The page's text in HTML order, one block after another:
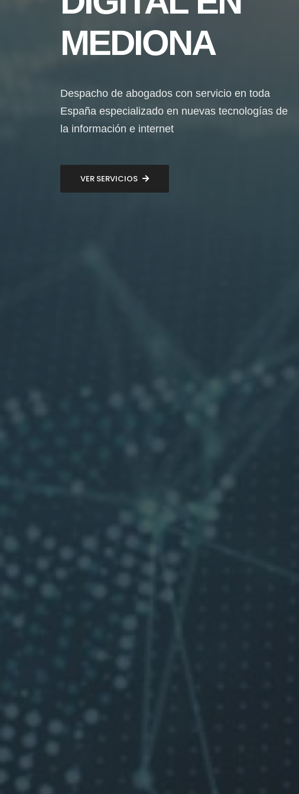
MEDIONA
Despacho de abogados con servicio en toda
España especializado en nuevas tecnologías de
la información e internet
VER SERVICIOS